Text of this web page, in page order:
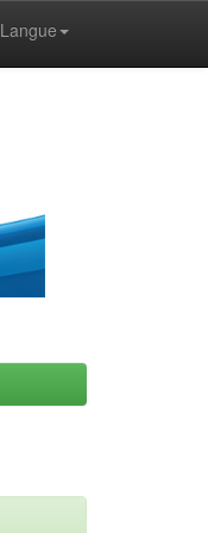
Langue